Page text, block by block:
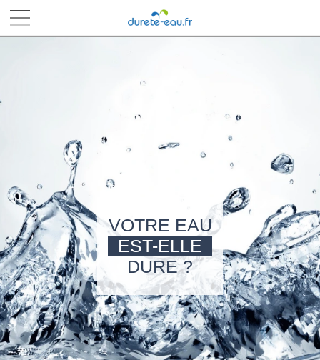
VOTRE EAU
EST-ELLE
DURE ?